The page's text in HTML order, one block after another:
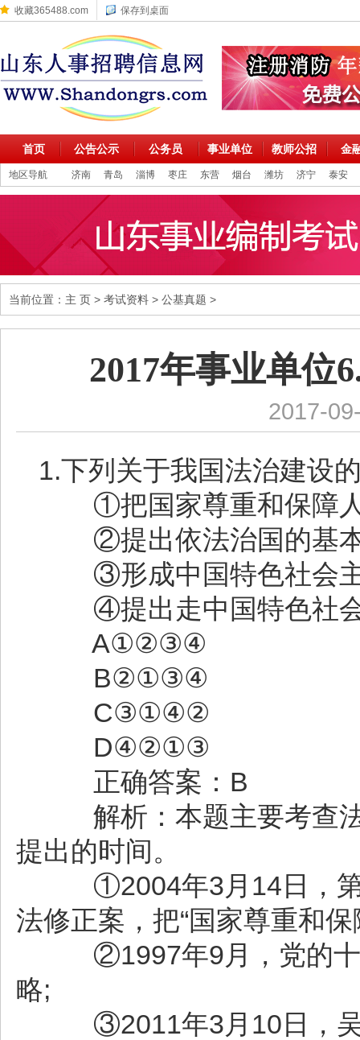
收藏365488.com 保存到桌面
首页 公告公示 公务员 事业单位 教师公招 金
地区导航 济南 青岛 淄博 枣庄 东营 烟台 潍坊 济宁 泰安
当前位置： 主 页 > 考试资料 > 公基真题 >
2017年事业单位
2017-
1.下列关于我国法治建设
①把国家尊重和保障人
②提出依法治国的基本
③形成中国特色社会主
④提出走中国特色社会
A①②③④
B②①③④
C③①④②
D④②①③
正确答案：B
解析：本题主要考查法
提出的时间。
①2004年3月14日，第
法修正案，把“国家尊重和
②1997年9月，党的十
略;
③2011年3月10日，吴